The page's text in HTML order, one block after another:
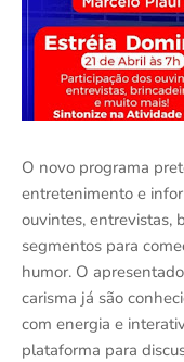
O novo programa
entretenimento e
ouvintes, entrevistas,
segmentos para
humor. O
carisma já são
com energia e
plataforma para